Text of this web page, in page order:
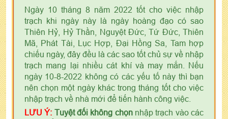
Ngày 10 tháng 8 năm 2022 tốt cho việc nhập
trạch khi ngày này là ngày hoàng đạo có sao
Thiên Hỷ, Hỷ Thần, Nguyệt Đức, Tứ Đức, Thiên
Mã, Phát Tài, Lục Hợp, Đại Hồng Sa, Tam hợp
chiếu ngày, đây đều là các sao tốt chủ sự về nhập
trạch mang lại nhiều cát khí và may mắn. Nếu
ngày 10-8-2022 không có các yếu tố này thì bạn
nên chọn một ngày khác trong tháng tốt cho việc
nhập trạch về nhà mới để tiến hành công việc.
LƯU Ý: Tuyệt đối không chọnnhập trạch vào các